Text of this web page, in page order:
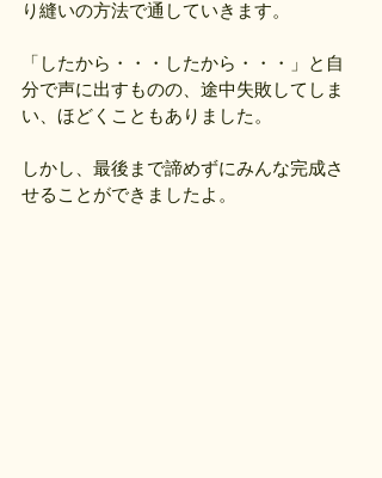
り縫いの方法で通していきます。
「したから・・・したから・・・」と自
分で声に出すものの、途中失敗してしま
い、ほどくこともありました。
しかし、最後まで諦めずにみんな完成さ
せることができましたよ。